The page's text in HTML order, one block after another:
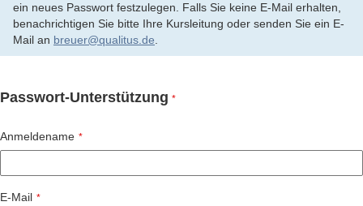
ein neues Passwort festzulegen. Falls Sie keine E-Mail erhalten,
benachrichtigen Sie bitte Ihre Kursleitung oder senden Sie ein E-
Mail an breuer@qualitus.de
Passwort-Unterstützung *
Anmeldename *
E-Mail *